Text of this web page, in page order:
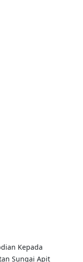
Kepada
Sungai Apit